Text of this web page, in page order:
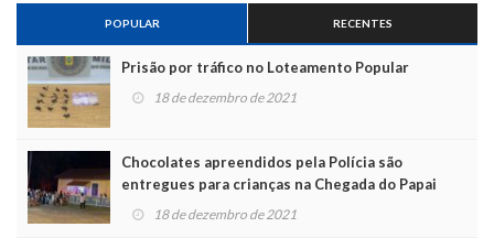
POPULAR RECENTES
Prisão por tráfico no Loteamento Popular
18 de dezembro de 2021
Chocolates apreendidos pela Polícia são
entregues para crianças na Chegada do Papai
Noel 18 de dezembro de 2021